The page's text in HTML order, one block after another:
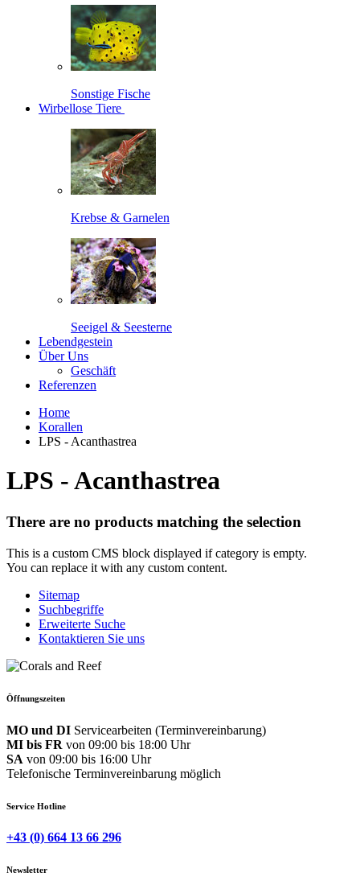
Sonstige Fische
Wirbellose Tiere
Krebse & Garnelen
Seeigel & Seesterne
Lebendgestein
Über Uns
Geschäft
Referenzen
Home
Korallen
LPS - Acanthastrea
LPS - Acanthastrea
There are no products matching the selection
This is a custom CMS block displayed if category is empty.
You can replace it with any custom content.
Sitemap
Suchbegriffe
Erweiterte Suche
Kontaktieren Sie uns
Öffnungszeiten
MO und DI Servicearbeiten (Terminvereinbarung)
MI bis FR von 09:00 bis 18:00 Uhr
SA von 09:00 bis 16:00 Uhr
Telefonische Terminvereinbarung möglich
Service Hotline
+43 (0) 664 13 66 296
Newsletter